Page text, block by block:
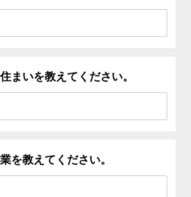
まいを教えてください。
を教えてください。